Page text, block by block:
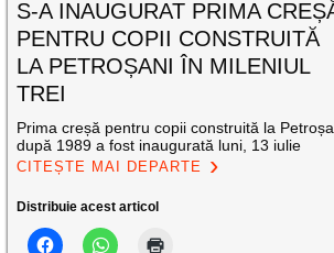
S-A INAUGURAT PRIMA
PENTRU COPII CONSTRUITĂ
LA PETROȘANI ÎN MILENIUL
TREI
Prima creșă pentru copii construită la
după 1989 a fost inaugurată luni, 13 iulie
CITEȘTE MAI DEPARTE
Distribuie acest articol